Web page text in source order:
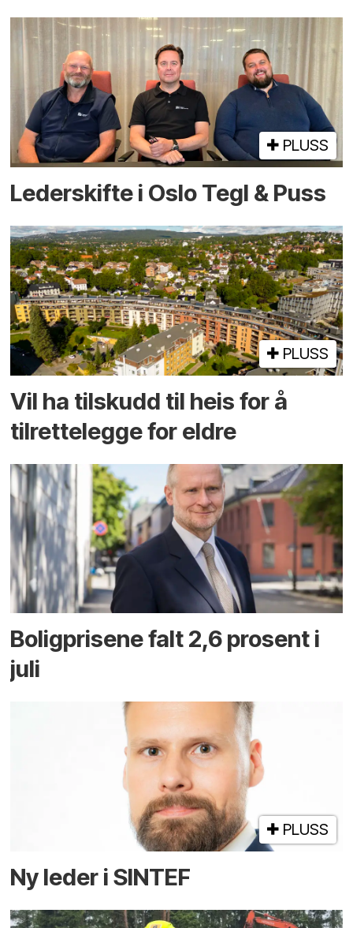
PLUSS
Lederskifte i Oslo Tegl & Puss
PLUSS
Vil ha tilskudd til heis for å
tilrettelegge for eldre
Boligprisene falt 2,6 prosent i
juli
PLUSS
Ny leder i SINTEF